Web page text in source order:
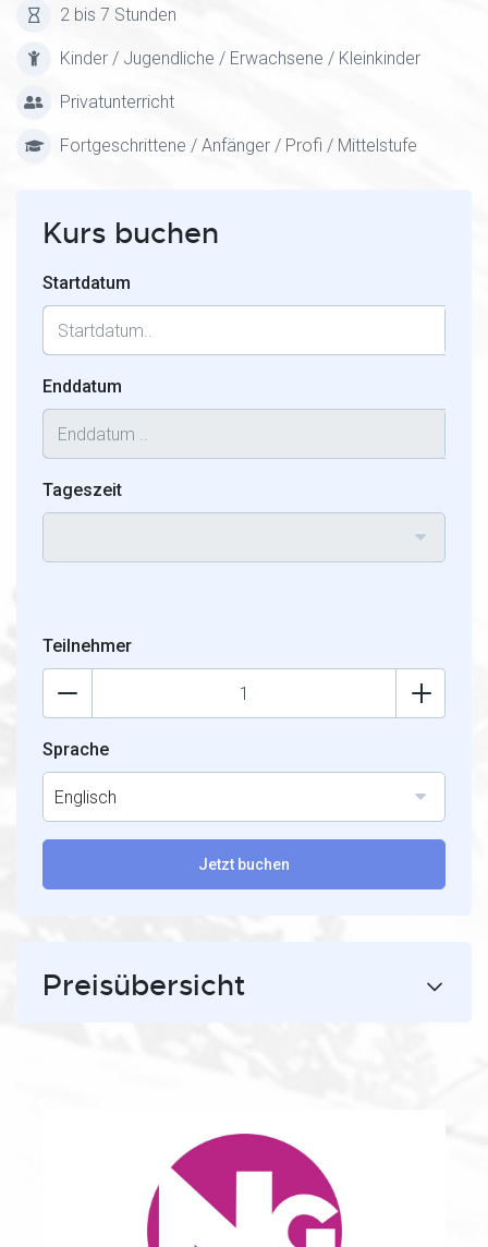
2 bis 7 Stunden
Kinder / Jugendliche / Erwachsene / Kleinkinder
Privatunterricht
Fortgeschrittene / Anfänger / Profi / Mittelstufe
Kurs buchen
Startdatum
Enddatum
Tageszeit
Teilnehmer
Sprache
Englisch
Jetzt buchen
Preisübersicht